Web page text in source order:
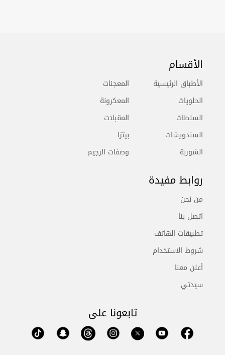
الأقسام
الأطباق الرئيسية
الحلويات
السلطات
السندويشات
الشوربة
المعجنات
المعكرونة
المقبلات
بيتزا
وصفات الرجيم
روابط مفيدة
من نحن
اتصل بنا
تطبيقات الهاتف
شروط الاستخدام
أعلن معنا
سيدتي
تابعونا على